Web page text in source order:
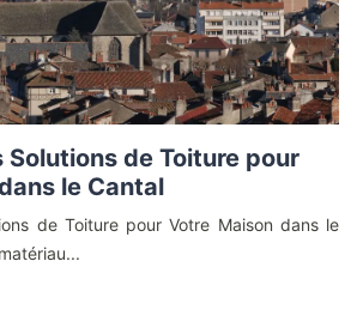
Solutions de Toiture pour
le Cantal
de Toiture pour Votre Maison dans le